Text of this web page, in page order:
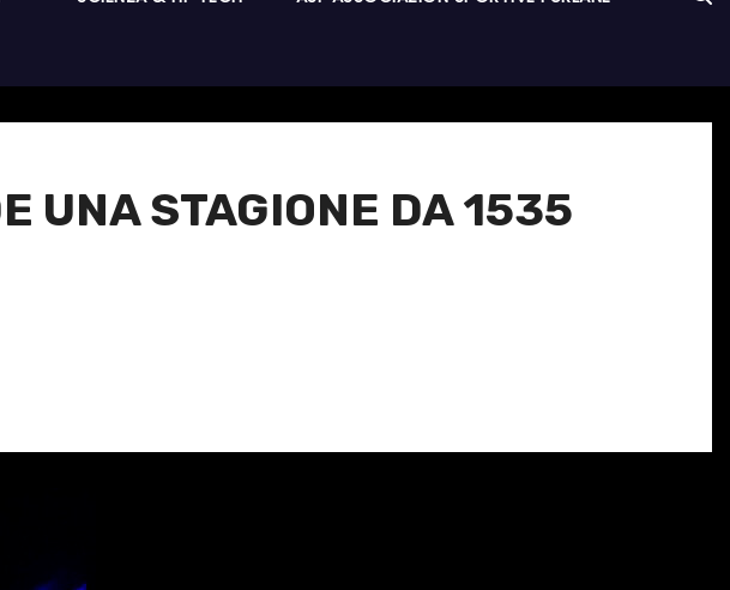
UNA STAGIONE DA 1535